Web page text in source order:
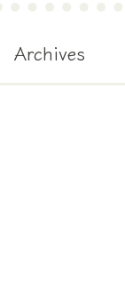
Archives